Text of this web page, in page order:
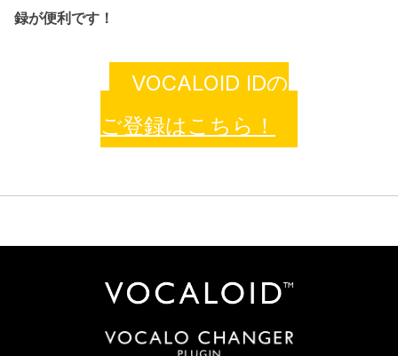
録が便利です！
VOCALOID IDの
ご登録はこちら！